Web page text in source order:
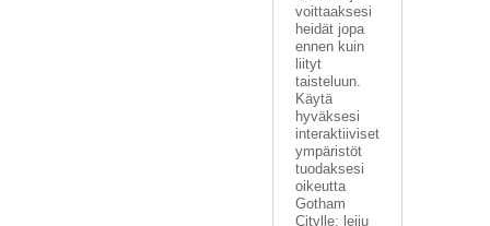
voittaaksesi
heidät jopa
ennen kuin
liityt
taisteluun.
Käytä
hyväksesi
interaktiiviset
ympäristöt
tuodaksesi
oikeutta
Gotham
Citylle: leiju